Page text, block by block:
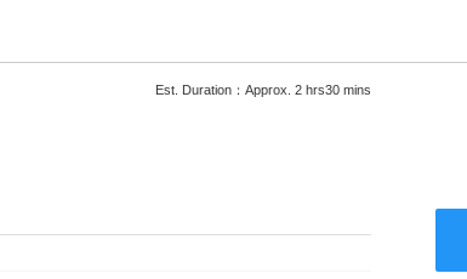
Est. Duration：Approx. 2 hrs30 mins